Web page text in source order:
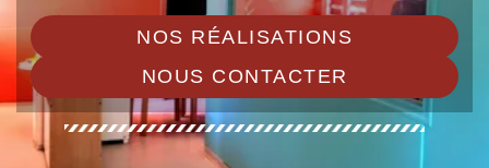
NOS RÉALISATIONS
NOUS CONTACTER